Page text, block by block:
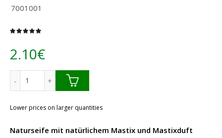
7001001
2.10€
Weiße “Myrovolos“ Seife mit Mastix Menge
Lower prices on larger quantities
Naturseife mit natürlichem Mastix und Mastixduft